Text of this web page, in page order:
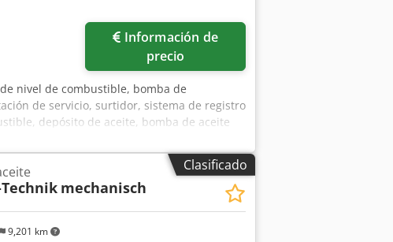
precio
nivel de combustible, bomba de
de servicio, surtidor, sistema de registro
depósito de aceite, bomba de aceite
-Tipo: 1.54 80 01.4 -Caudal: de 1 a 10
a presión: volumen de 2,8 litros -
aceite disponible -Precio: por unidad -Clasificado
9,201 km
mechanisch